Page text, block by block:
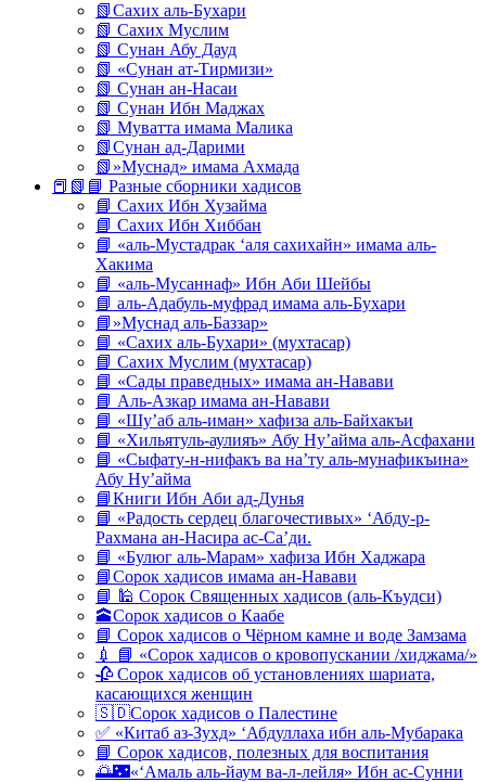
📗Сахих аль-Бухари
📗 Сахих Муслим
📗 Сунан Абу Дауд
📗 «Сунан ат-Тирмизи»
📗 Сунан ан-Насаи
📗 Сунан Ибн Маджах
📗 Муватта имама Малика
📗Сунан ад-Дарими
📗»Муснад» имама Ахмада
📕📗📘 Разные сборники хадисов
📘 Сахих Ибн Хузайма
📘 Сахих Ибн Хиббан
📘 «аль-Мустадрак ‘аля сахихайн» имама аль-
Хакима
📘 «аль-Мусаннаф» Ибн Аби Шейбы
📘 аль-Адабуль-муфрад имама аль-Бухари
📘»Муснад аль-Баззар»
📘 «Сахих аль-Бухари» (мухтасар)
📘 Сахих Муслим (мухтасар)
📘 «Сады праведных» имама ан-Навави
📘 Аль-Азкар имама ан-Навави
📘 «Шу’аб аль-иман» хафиза аль-Байхакъи
📘 «Хильятуль-аулияъ» Абу Ну’айма аль-Асфахани
📘 «Сыфату-н-нифакъ ва на’ту аль-мунафикъина»
Абу Ну’айма
📘Книги Ибн Аби ад-Дунья
📘 «Радость сердец благочестивых» ‘Абду-р-
Рахмана ан-Насира ас-Са’ди.
📘 «Булюг аль-Марам» хафиза Ибн Хаджара
📘Сорок хадисов имама ан-Навави
📘 🕌 Сорок Священных хадисов (аль-Къудси)
🕋Сорок хадисов о Каабе
📘 Сорок хадисов о Чёрном камне и воде Замзама
💉 📘 «Сорок хадисов о кровопускании /хиджама/»
🥀 Сорок хадисов об установлениях шариата,
касающихся женщин
🇸🇩Сорок хадисов о Палестине
✅ «Китаб аз-Зухд» ‘Абдуллаха ибн аль-Мубарака
📘 Сорок хадисов, полезных для воспитания
🌅🌃«‘Амаль аль-йаум ва-л-лейля» Ибн ас-Сунни